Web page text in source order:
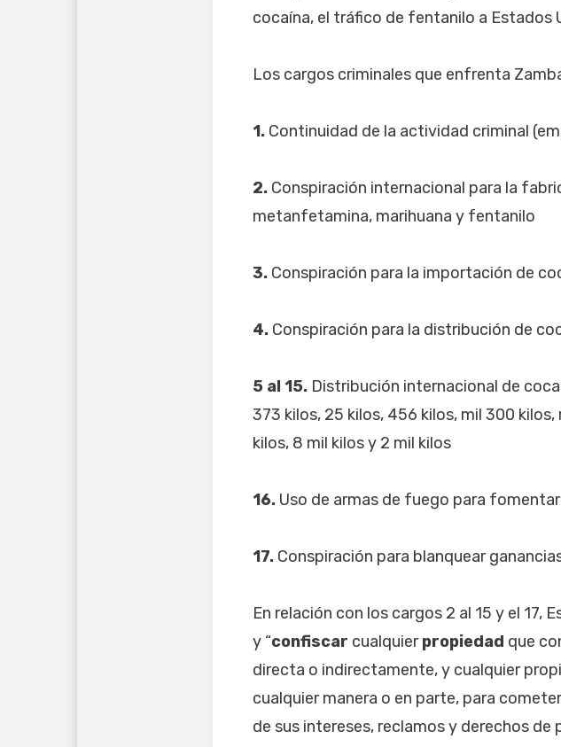
cocaína, el tráfico de fentanilo a Estados
Los cargos criminales que enfrenta
1. Continuidad de la actividad criminal
2. Conspiración internacional para la
metanfetamina, marihuana y fentanilo
3. Conspiración para la importación de
4. Conspiración para la distribución de
5 al 15. Distribución internacional de
373 kilos, 25 kilos, 456 kilos, mil 300
kilos, 8 mil kilos y 2 mil kilos
16. Uso de armas de fuego para
17. Conspiración para blanquear
En relación con los cargos 2 al 15 y el 17,
y “confiscar cualquierpropiedad que
directa o indirectamente, y cualquier
cualquier manera o en parte, para
de sus intereses, reclamos y derechos